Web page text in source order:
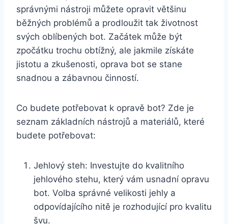
správnými nástroji⁣ můžete opravit většinu
běžných problémů a prodloužit tak životnost
svých oblíbených bot. Začátek může být
zpočátku trochu obtížný, ale jakmile získáte
jistotu a zkušenosti, oprava bot se stane
snadnou a ⁢zábavnou​ činností.
Co budete potřebovat k‌ opravě bot? Zde ⁣je‍
seznam základních nástrojů a materiálů, které⁢
budete potřebovat:
Jehlový steh:‍ Investujte do kvalitního
jehlového stehu, který vám usnadní opravu
bot. Volba ​správné velikosti jehly a
odpovídajícího nitě je rozhodující pro kvalitu
švu.